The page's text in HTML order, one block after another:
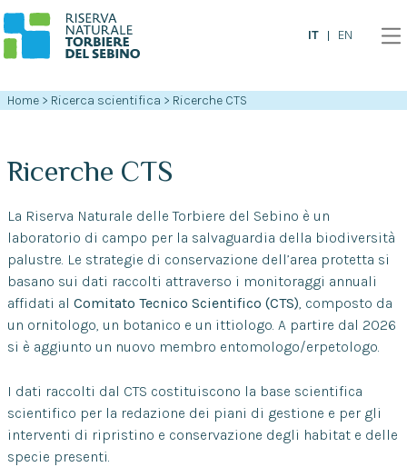
IT EN
Home > Ricerca scientifica > Ricerche CTS
Ricerche CTS
La Riserva Naturale delle Torbiere del Sebino è un
laboratorio di campo per la salvaguardia della biodiversità
palustre. Le strategie di conservazione dell’area protetta si
basano sui dati raccolti attraverso i monitoraggi annuali
affidati al Comitato Tecnico Scientifico (CTS), composto da
un ornitologo, un botanico e un ittiologo. A partire dal 2026
si è aggiunto un nuovo membro entomologo/erpetologo.
I dati raccolti dal CTS costituiscono la base scientifica
scientifico per la redazione dei piani di gestione e per gli
interventi di ripristino e conservazione degli habitat e delle
specie presenti.